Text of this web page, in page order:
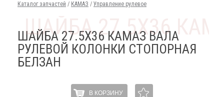
Каталог запчастей / КАМАЗ / Управление рулевое
ШАЙБА 27.5Х36 КАМАЗ ВАЛА
РУЛЕВОЙ КОЛОНКИ СТОПОРНАЯ
БЕЛЗАН
В КОРЗИНУ